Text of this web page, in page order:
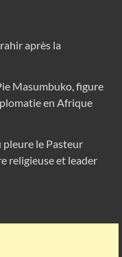
après la
Masumbuko, figure
en Afrique
le Pasteur
religieuse et leader